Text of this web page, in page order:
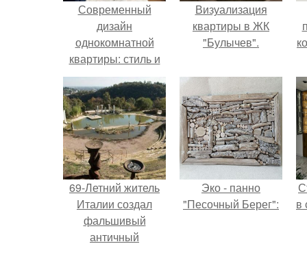
Современный
дизайн
однокомнатной
квартиры: стиль и
комфорт в каждой
детали
Визуализация
квартиры в ЖК
"Булычев".
69-Летний житель
Италии создал
фальшивый
античный
Эко - панно
"Песочный Берег":
в